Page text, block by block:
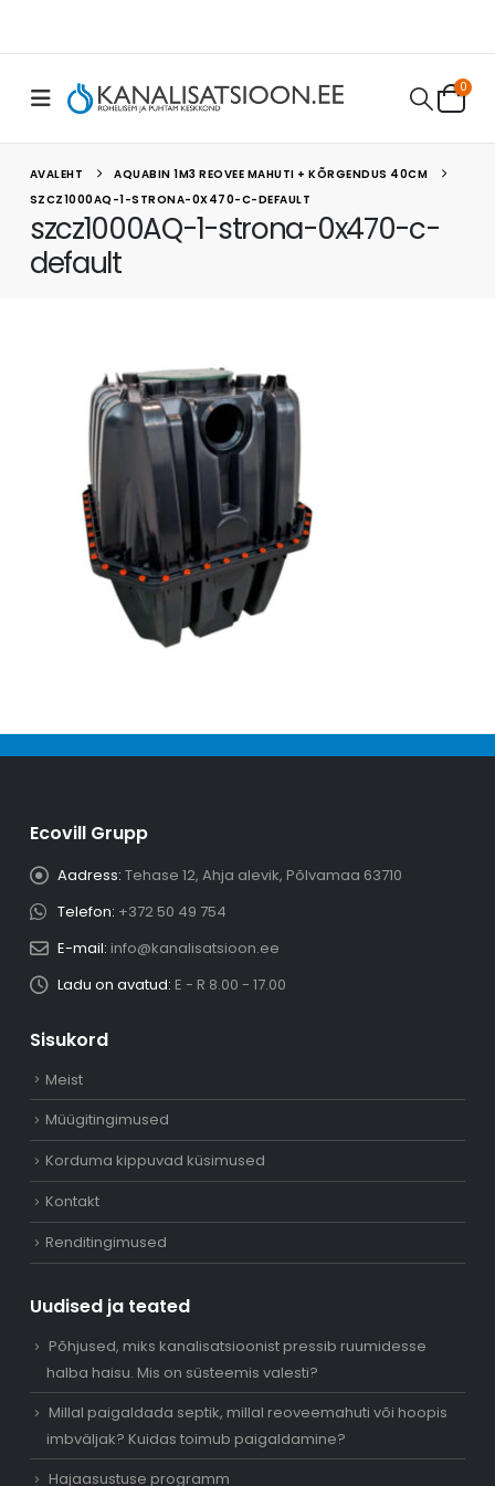
0
AVALEHT
AQUABIN 1M3 REOVEE MAHUTI + KÕRGENDUS 40CM
SZCZ1000AQ-1-STRONA-0X470-C-DEFAULT
szcz1000AQ-1-strona-0x470-c-
default
Ecovill Grupp
Aadress: Tehase 12, Ahja alevik, Põlvamaa 63710
Telefon: +372 50 49 754
E-mail: info@kanalisatsioon.ee
Ladu on avatud: E - R 8.00 - 17.00
Sisukord
Meist
Müügitingimused
Korduma kippuvad küsimused
Kontakt
Renditingimused
Uudised ja teated
Põhjused, miks kanalisatsioonist pressib ruumidesse
halba haisu. Mis on süsteemis valesti?
Millal paigaldada septik, millal reoveemahuti või hoopis
imbväljak? Kuidas toimub paigaldamine?
Hajaasustuse programm